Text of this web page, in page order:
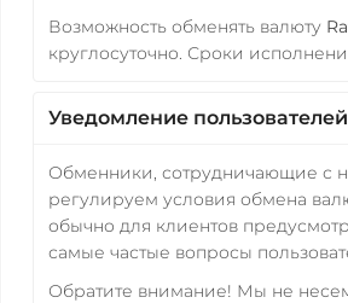
Возможность обменять валюту
круглосуточно. Сроки
Уведомление
Обменники, сотрудничающие с
регулируем условия обмена
обычно для клиентов
самые частые вопросы
Обратите внимание! Мы не